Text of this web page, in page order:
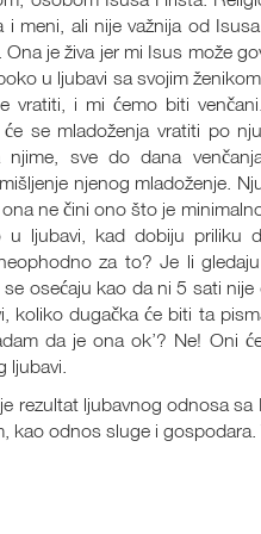
i meni, ali nije važnija od
Ona je živa jer mi Isus može
u ljubavi sa svojim
vratiti, i mi ćemo biti
se mladoženja vratiti po
njime, sve do dana
njenog mladoženje.
ne čini ono što je
u ljubavi, kad dobiju priliku
za to? Je li
se osećaju kao da ni 5 sati
koliko dugačka će biti ta
da je ona ok’? Ne! Oni
ljubavi.
rezultat ljubavnog odnosa
kao odnos sluge i